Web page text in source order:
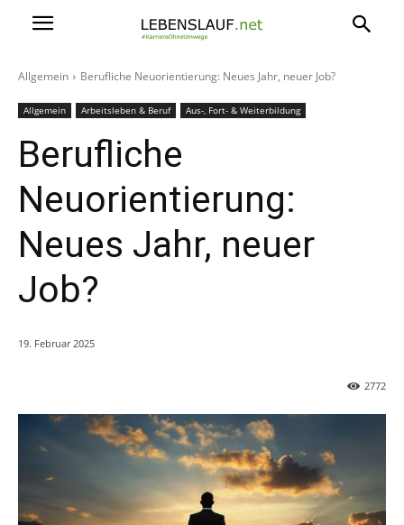
Allgemein Berufliche Neuorientierung: Neues Jahr, neuer Job?
Allgemein Arbeitsleben & Beruf Aus-, Fort- & Weiterbildung
Berufliche
Neuorientierung:
Neues Jahr, neuer
Job?
19. Februar 2025
2772